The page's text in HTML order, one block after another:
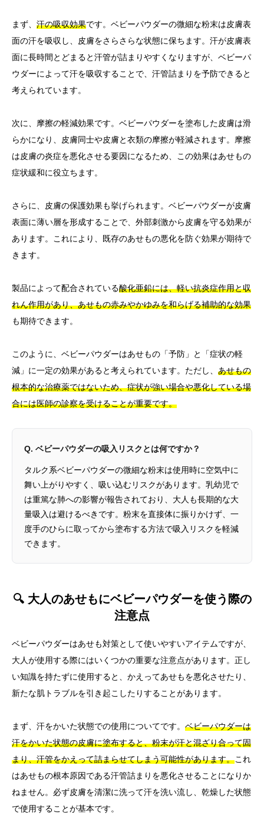
まず、 汗の吸収効果です。ベビーパウダーの微細な粉末は皮膚表
面の汗を吸収し、皮膚をさらさらな状態に保ちます。汗が皮膚表
面に長時間とどまると汗管が詰まりやすくなりますが、ベビーパ
ウダーによって汗を吸収することで、汗管詰まりを予防できると
考えられています。
次に、摩擦の軽減効果です。ベビーパウダーを塗布した皮膚は滑
らかになり、皮膚同士や皮膚と衣類の摩擦が軽減されます。摩擦
は皮膚の炎症を悪化させる要因になるため、この効果はあせもの
症状緩和に役立ちます。
さらに、皮膚の保護効果も挙げられます。ベビーパウダーが皮膚
表面に薄い層を形成することで、外部刺激から皮膚を守る効果が
あります。これにより、既存のあせもの悪化を防ぐ効果が期待で
きます。
製品によって配合されている酸化亜鉛には、軽い抗炎症作用と収
れん作用があり、あせもの赤みやかゆみを和らげる補助的な効果
も期待できます。
このように、ベビーパウダーはあせもの「予防」と「症状の軽
減」に一定の効果があると考えられています。ただし、 あせもの
根本的な治療薬ではないため、症状が強い場合や悪化している場
合には医師の診察を受けることが重要です。
Q. ベビーパウダーの吸入リスクとは何ですか？
タルク系ベビーパウダーの微細な粉末は使用時に空気中に
舞い上がりやすく、吸い込むリスクがあります。乳幼児で
は重篤な肺への影響が報告されており、大人も長期的な大
量吸入は避けるべきです。粉末を直接体に振りかけず、一
度手のひらに取ってから塗布する方法で吸入リスクを軽減
できます。
🔍 大人のあせもにベビーパウダーを使う際の
注意点
ベビーパウダーはあせも対策として使いやすいアイテムですが、
大人が使用する際にはいくつかの重要な注意点があります。正し
い知識を持たずに使用すると、かえってあせもを悪化させたり、
新たな肌トラブルを引き起こしたりすることがあります。
まず、汗をかいた状態での使用についてです。 ベビーパウダーは
汗をかいた状態の皮膚に塗布すると、粉末が汗と混ざり合って固
まり、汗管をかえって詰まらせてしまう可能性があります。これ
はあせもの根本原因である汗管詰まりを悪化させることになりか
ねません。必ず皮膚を清潔に洗って汗を洗い流し、乾燥した状態
で使用することが基本です。